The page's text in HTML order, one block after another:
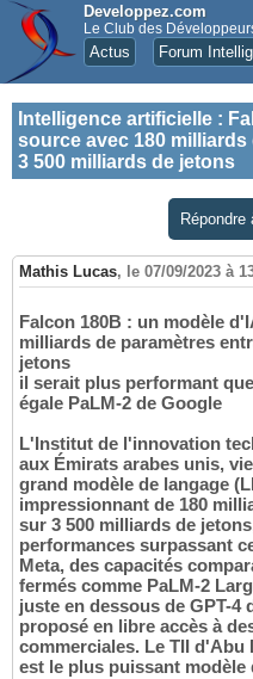
Developpez.com
Le Club des
Actus Forum
Intelligence artificielle :
source avec 180
3 500 milliards de jetons
Mathis Lucas, le 07/09/2023 à
Falcon 180B : un modèle
milliards de paramètres
jetons
il serait plus performant
égale PaLM-2 de Google
L'Institut de l'innovation
aux Émirats arabes unis,
grand modèle de langage
impressionnant de 180
sur 3 500 milliards de
performances surpassant
Meta, des capacités
fermés comme PaLM-2
juste en dessous de GPT-4
proposé en libre accès à
commerciales. Le TII d'Abu
est le plus puissant